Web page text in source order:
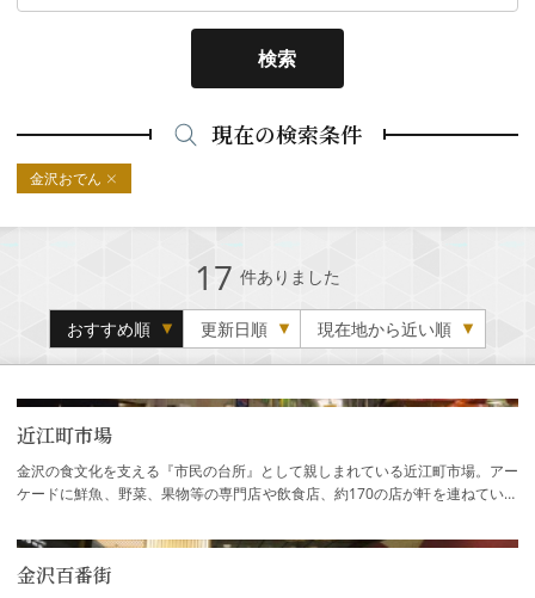
検索
現在の検索条件
金沢おでん
17 件ありました
おすすめ順 更新日順 現在地から近い順
近江町市場
金沢の食文化を支える『市民の台所』として親しまれている近江町市場。アー
ケードに鮮魚、野菜、果物等の専門店や飲食店、約170の店が軒を連ねていま
金沢百番街